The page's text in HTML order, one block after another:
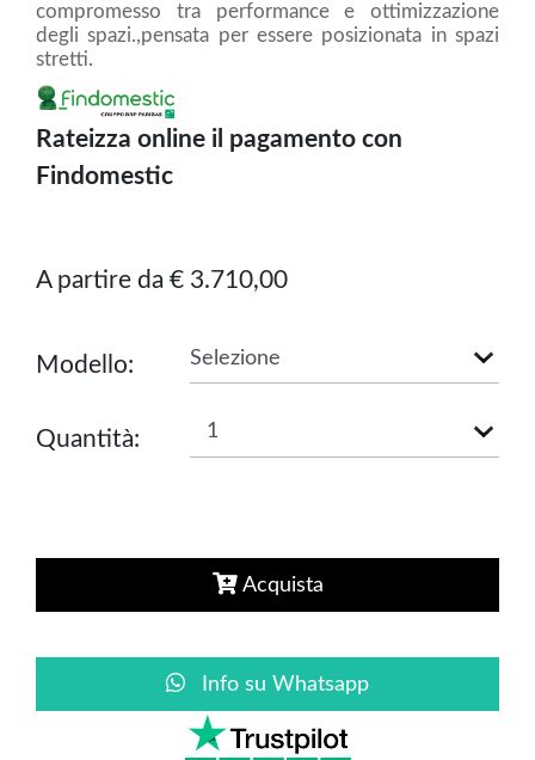
compromesso tra performance e ottimizzazione
degli spazi.,pensata per essere posizionata in spazi
stretti.
Rateizza online il pagamento con
Findomestic
A partire da € 3.710,00
Modello:
Quantità:
Acquista
Info su Whatsapp